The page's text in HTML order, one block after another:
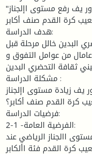
"التحضري البدين قبل املنافسة دور يف رفع مستوى اإلجناز
كرة القدم صنف أكابر"
هدف الدراسة:
البدين خالل مرحلة قبل
عامال من عوامل التفوق و
ثقافة التحضري البدين.
مشكلة الدراسة :
يف زيادة مستوى اإلجناز
كرة القدم صنف أكابر؟
فرضيات الدراسة:
2-1 -الفرضية العامة:
االجناز الرياضي عند
كرة القدم فئة األكابر.